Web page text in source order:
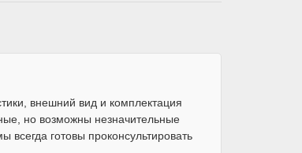
внешний вид и комплектация
но возможны незначительные
готовы проконсультировать